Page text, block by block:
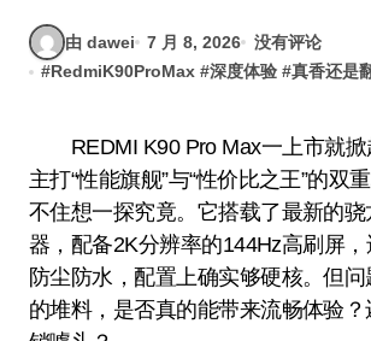
由 dawei 7 月 8, 2026
没有评论
#RedmiK90ProMax #深度体验 #真香还是
REDMI K90 Pro Max一上市就掀起不小波澜，
主打“性能旗舰”与“性价比之王”的双
不住想一探究竟。它搭载了最新的骁
器，配备2K分辨率的144Hz高刷屏
防尘防水，配置上确实够硬核。但
的堆料，是否真的能带来流畅体验